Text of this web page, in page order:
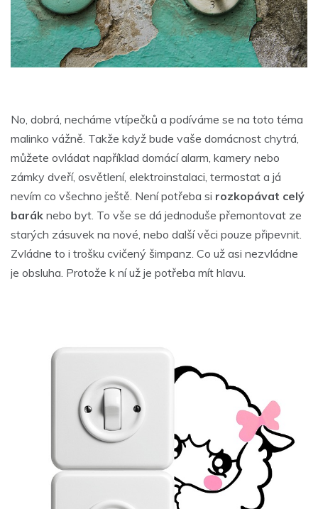
No, dobrá, necháme vtípečků a podíváme se na toto téma
malinko vážně. Takže když bude vaše domácnost chytrá,
můžete ovládat například domácí alarm, kamery nebo
zámky dveří, osvětlení, elektroinstalaci, termostat a já
nevím co všechno ještě. Není potřeba si rozkopávat celý
barák nebo byt. To vše se dá jednoduše přemontovat ze
starých zásuvek na nové, nebo další věci pouze připevnit.
Zvládne to i trošku cvičený šimpanz. Co už asi nezvládne
je obsluha. Protože k ní už je potřeba mít hlavu.